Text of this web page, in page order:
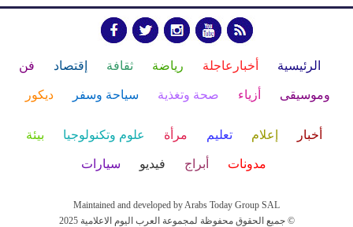
الرئيسية أخبارعاجلة رياضة ثقافة إقتصاد فن
وموسيقى أزياء صحة وتغذية سياحة وسفر ديكور
أخبار إعلام تعليم مرأة علوم وتكنولوجيا بيئة
مدونات أبراج فيديو سيارات
Maintained and developed by Arabs Today Group SAL
جميع الحقوق محفوظة لمجموعة العرب اليوم الاعلامية 2025 ©